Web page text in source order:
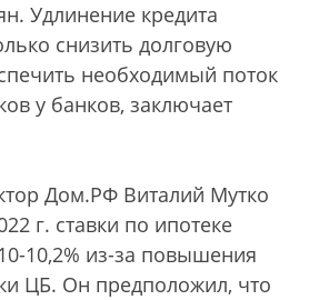
Удлинение кредита
снизить долговую
необходимый поток
у банков, заключает
Дом.РФ Виталий Мутко
г. ставки по ипотеке
10,2% из-за повышения
ЦБ. Он предположил, что